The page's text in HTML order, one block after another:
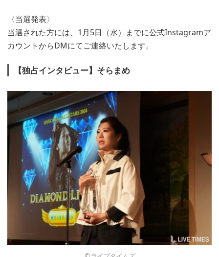
〈当選発表〉
当選された方には、1月5日（水）までに公式Instagramア
カウントからDMにてご連絡いたします。
【独占インタビュー】そらまめ